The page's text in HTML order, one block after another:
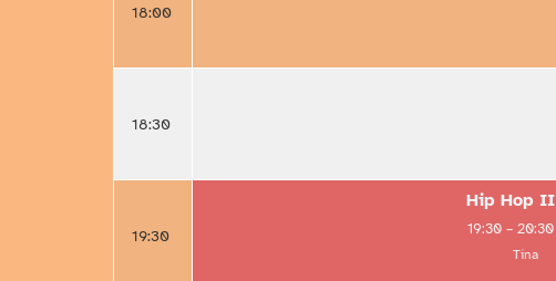
18:00
18:30
19:30
Hip Hop II
19:30 – 20:30
Tina